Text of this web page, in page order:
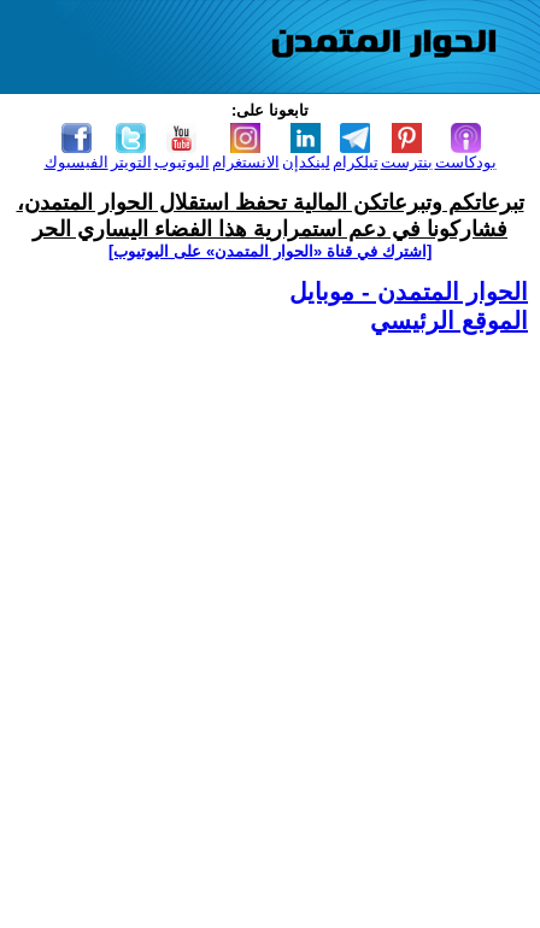
تابعونا على:
الفيسبوك التويتر اليوتيوب الانستغرام لينكدإن تيلكرامبنترست بودكاست
تبرعاتكم وتبرعاتكن المالية تحفظ استقلال الحوار المتمدن،
فشاركونا في دعم استمرارية هذا الفضاء اليساري الحر
[اشترك في قناة ‫«الحوار المتمدن» على اليوتيوب]
الحوار المتمدن - موبايل
الموقع الرئيسي